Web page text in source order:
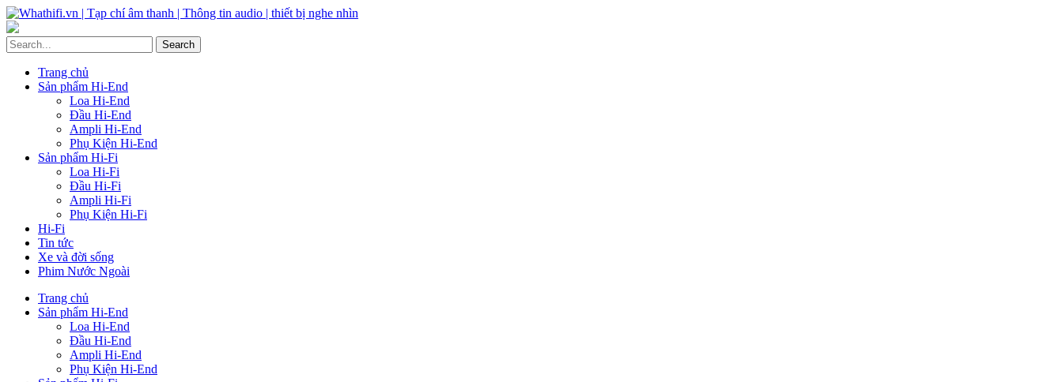
Trang chủ
Sản phẩm Hi-End
Loa Hi-End
Đầu Hi-End
Ampli Hi-End
Phụ Kiện Hi-End
Sản phẩm Hi-Fi
Loa Hi-Fi
Đầu Hi-Fi
Ampli Hi-Fi
Phụ Kiện Hi-Fi
Hi-Fi
Tin tức
Xe và đời sống
Phim Nước Ngoài
Trang chủ
Sản phẩm Hi-End
Loa Hi-End
Đầu Hi-End
Ampli Hi-End
Phụ Kiện Hi-End